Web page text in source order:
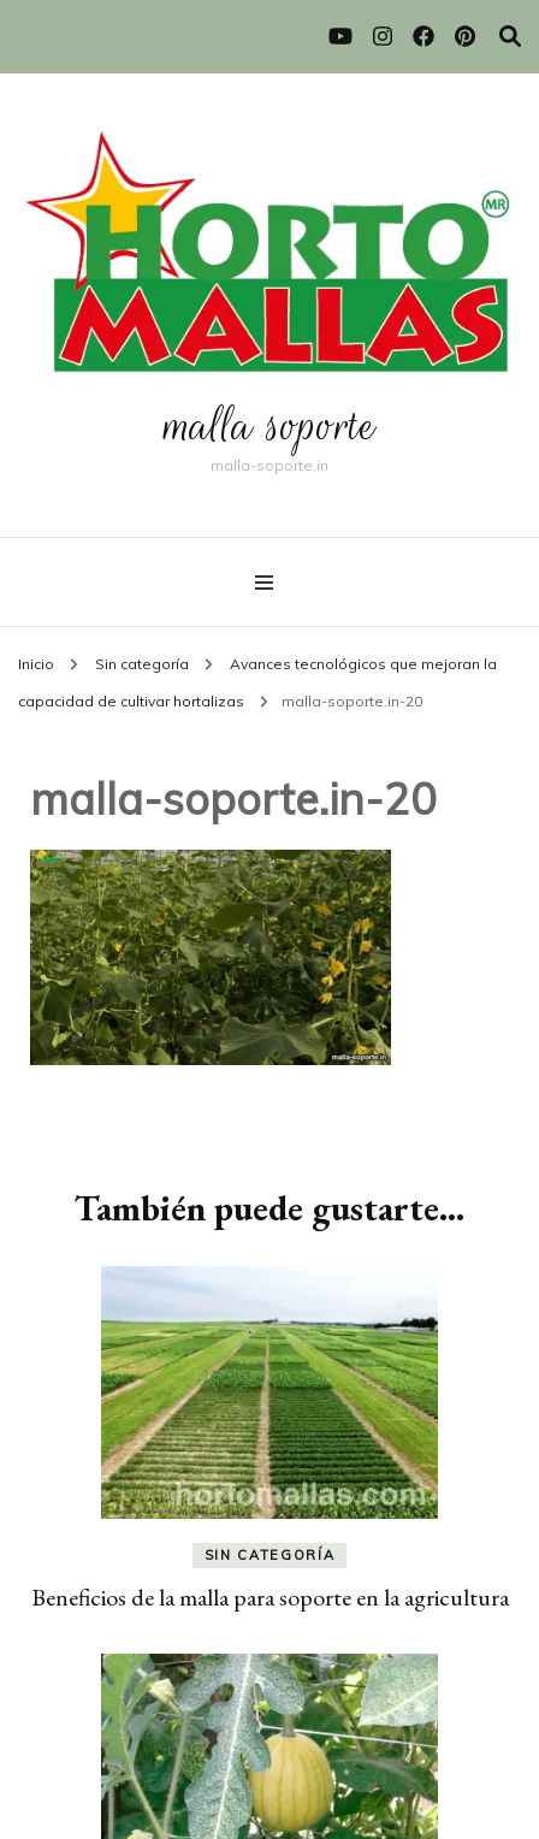
malla soporte
malla-soporte.in
Inicio Sin categoría Avances tecnológicos que mejoran la
capacidad de cultivar hortalizas malla-soporte.in-20
malla-soporte.in-20
entradas
También puede gustarte...
SIN CATEGORÍA
Beneficios de la malla para soporte en la agricultura